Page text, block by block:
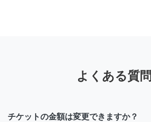
よくある質問
チケットの金額は変更できますか？